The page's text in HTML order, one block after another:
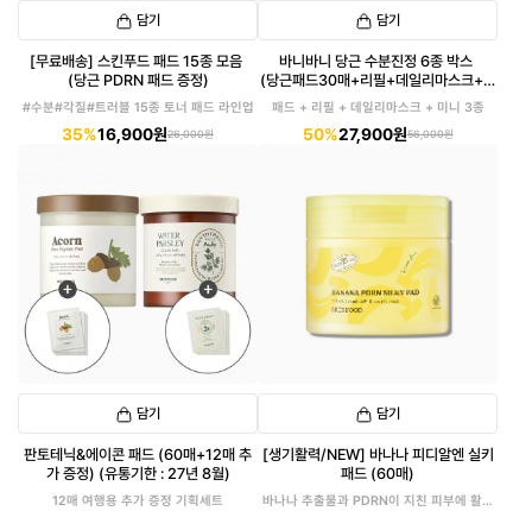
담기
[무료배송] 스킨푸드 패드 15종 모음
(당근 PDRN 패드 증정)
#수분#각질#트러블 15종 토너 패드 라인업
35%16,900원26,000원
담기
바니바니 당근 수분진정 6종 박스
(당근패드30매+리필+데일리마스크+미
니3종)
패드 + 리필 + 데일리마스크 + 미니 3종
50%27,900원56,000원
담기
판토테닉&에이콘 패드 (60매+12매 추
가 증정) (유통기한 : 27년 8월)
12매 여행용 추가 증정 기획세트
담기
[생기활력/NEW] 바나나 피디알엔 실키
패드 (60매)
바나나 추출물과 PDRN이 지친 피부에 활력